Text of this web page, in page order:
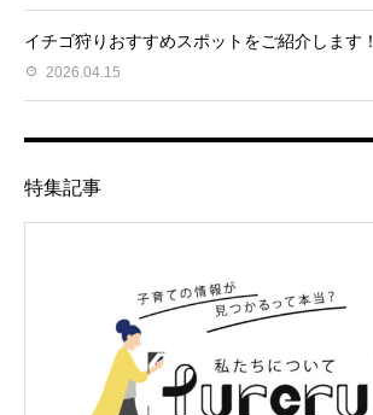
イチゴ狩りおすすめスポットをご紹介します！
2026.04.15
特集記事